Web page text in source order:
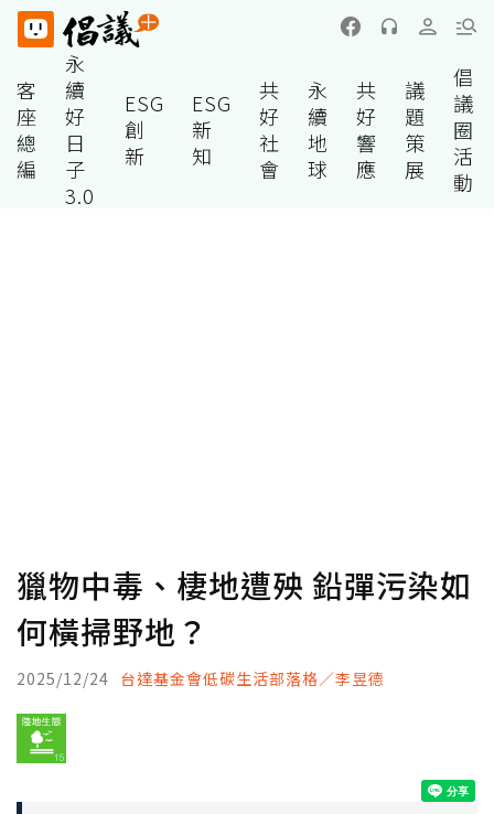
客
座
總
編
永
續
好
日
子
3.0
ESG
創
新
ESG
新
知
共
好
社
會
永
續
地
球
共
好
響
應
議
題
策
展
倡
議
圈
活
動
獵物中毒、棲地遭殃 鉛彈污染如
何橫掃野地？
2025/12/24 台達基金會低碳生活部落格／李昱德